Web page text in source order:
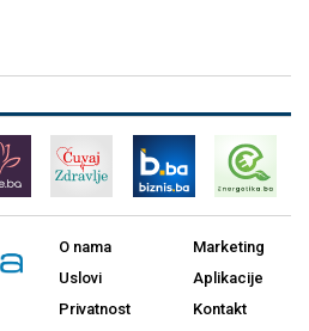
O nama
Uslovi
Privatnost
Marketing
Aplikacije
Kontakt